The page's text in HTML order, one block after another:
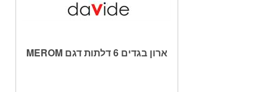
ארון בגדים 6 דלתות דגם MEROM